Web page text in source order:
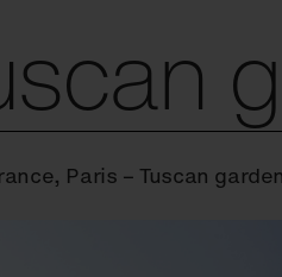
Paris – Tuscan garden